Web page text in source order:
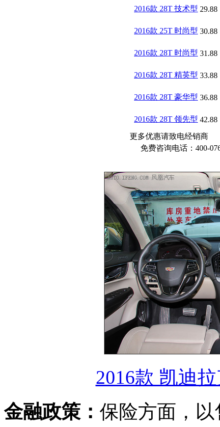
2016款 28T 技术型 29.88
2016款 25T 时尚型 30.88
2016款 28T 时尚型 31.88
2016款 28T 精英型 33.88
2016款 28T 豪华型 36.88
2016款 28T 领先型 42.88
更多优惠请致电经销商
免费咨询电话：400-
2016款 凯迪
金融政策： 保险方面，以